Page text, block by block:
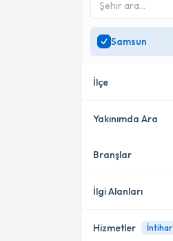
SadeceSamsun
uzman ara
Samsun
İlçe
Atakum
İlkadım
Yakınımda Ara
Konumuma yakın
Branşlar
Psikoloji
İlgi Alanları
Hizmetler